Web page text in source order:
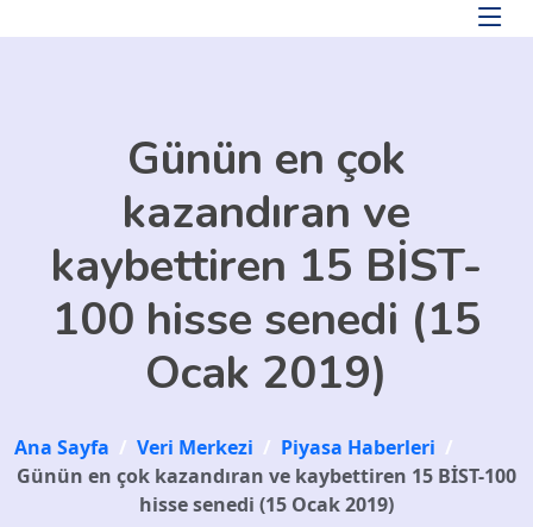
Günün en çok
kazandıran ve
kaybettiren 15 BİST-
100 hisse senedi (15
Ocak 2019)
Ana Sayfa / Veri Merkezi / Piyasa Haberleri /
Günün en çok kazandıran ve kaybettiren 15 BİST-100
hisse senedi (15 Ocak 2019)